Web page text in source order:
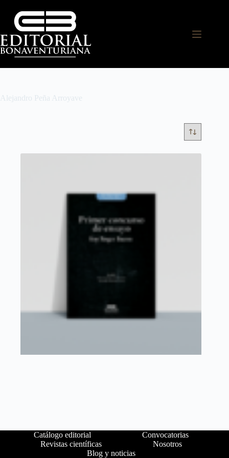
Alejandro Peña Arroyave
Catálogo editorial
Convocatorias
Revistas científicas
Nosotros
Blog y noticias